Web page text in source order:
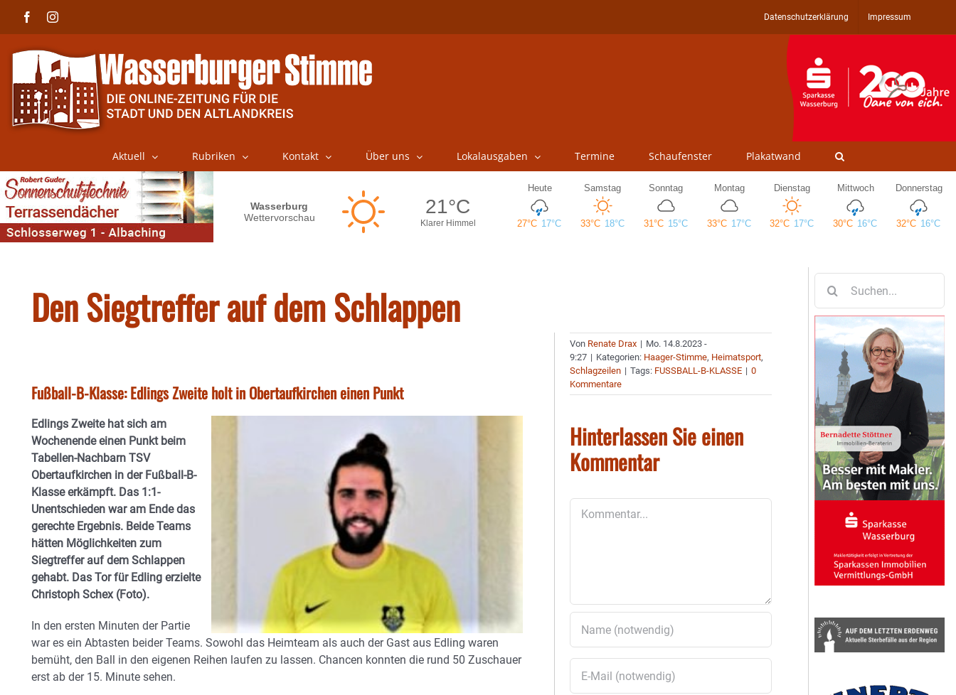
FacebookInstagram Datenschutzerklärung Impressum
Aktuell Rubriken Kontakt Über uns Lokalausgaben Termine Schaufenster Plakatwand
Den Siegtreffer auf dem Schlappen
Fußball-B-Klasse: Edlings Zweite holt in Obertaufkirchen einen Punkt
Edlings Zweite hat sich am
Wochenende einen Punkt beim
Tabellen-Nachbarn TSV
Obertaufkirchen in der Fußball-B-
Klasse erkämpft. Das 1:1-
Unentschieden war am Ende das
gerechte Ergebnis. Beide Teams
hätten Möglichkeiten zum
Siegtreffer auf dem Schlappen
gehabt. Das Tor für Edling erzielte
Christoph Schex (Foto).
In den ersten Minuten der Partie
war es ein Abtasten beider Teams. Sowohl das Heimteam als auch der Gast aus Edling waren
bemüht, den Ball in den eigenen Reihen laufen zu lassen. Chancen konnten die rund 50 Zuschauer
erst ab der 15. Minute sehen.
Von Renate Drax | Mo. 14.8.2023 -
9:27 | Kategorien: Haager-Stimme, Heimatsport,
Schlagzeilen | Tags: FUSSBALL-B-KLASSE | 0
Kommentare
Hinterlassen Sie einen
Kommentar
nach: